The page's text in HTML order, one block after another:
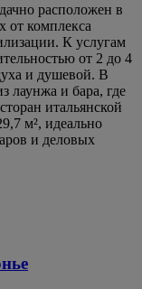
расположен в
от комплекса
К услугам
от 2 до 4
и душевой. В
лаунжа и бара, где
итальянской
м², идеально
и деловых